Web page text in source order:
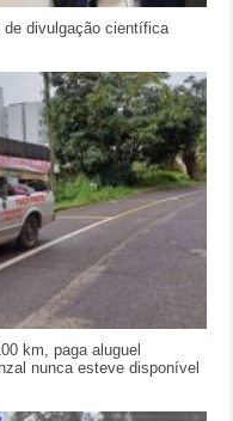
de divulgação científica
km, paga aluguel
nunca esteve disponível